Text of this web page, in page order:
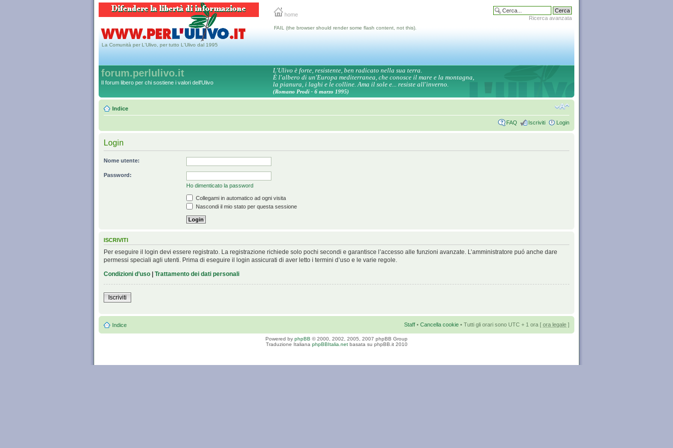
home
Ricerca avanzata
La Comunità per L'Ulivo, per tutto L'Ulivo dal 1995
FAIL (the browser should render some flash content, not this).
forum.perlulivo.it
Il forum libero per chi sostiene i valori dell'Ulivo
L'Ulivo è forte, resistente, ben radicato nella sua terra.
È l'albero di un'Europa mediterranea, che conosce il mare e la montagna,
la pianura, i laghi e le colline. Ama il sole e... resiste all'inverno.
(Romano Prodi - 6 marzo 1995)
Indice
FAQ Iscriviti Login
Login
Nome utente:
Password:
Ho dimenticato la password
Collegami in automatico ad ogni visita
Nascondi il mio stato per questa sessione
ISCRIVITI
Per eseguire il login devi essere registrato. La registrazione richiede solo pochi secondi e garantisce l’accesso alle funzioni avanzate. L’amministratore puó anche dare
permessi speciali agli utenti. Prima di eseguire il login assicurati di aver letto i termini d’uso e le varie regole.
Condizioni d’uso | Trattamento dei dati personali
Iscriviti
Indice Staff • Cancella cookie • Tutti gli orari sono UTC + 1 ora [ ora legale ]
Powered by phpBB © 2000, 2002, 2005, 2007 phpBB Group
Traduzione Italiana phpBBItalia.netbasata su phpBB.it 2010